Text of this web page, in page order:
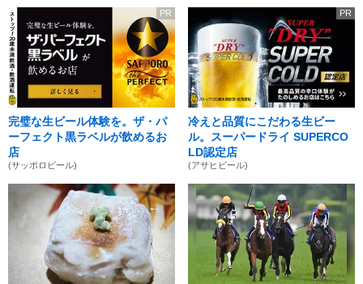
PR
完璧な生ビール体験を。ザ・パ
ーフェクト黒ラベルが飲めるお
店
(サッポロビール)
PR
冷えと品質にこだわる生ビー
ル。スーパードライ SUPERCO
LD認定店
(アサヒビール)